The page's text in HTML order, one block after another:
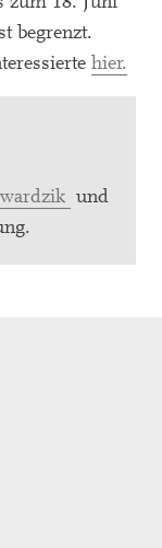
begrenzt.
hier.
und